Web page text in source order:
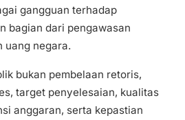
gangguan terhadap
bagian dari pengawasan
uang negara.
bukan pembelaan retoris,
target penyelesaian, kualitas
anggaran, serta kepastian